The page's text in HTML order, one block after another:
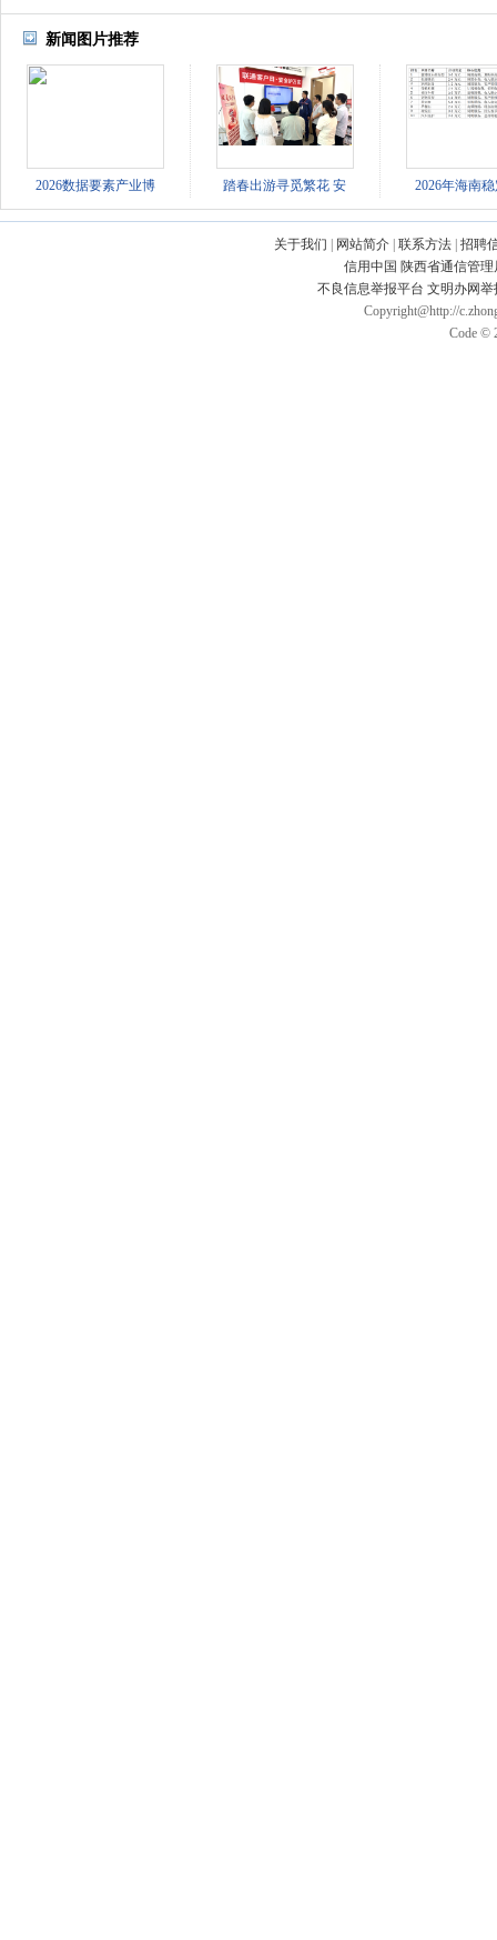
新闻图片推荐
2026数据要素产业博 踏春出游寻觅繁花 安 2026年海南
关于我们 网站简介 联系方法 招聘
信用中国 陕西省通信管理
不良信息举报平台 文明办网
Copyright@http://
Code ©